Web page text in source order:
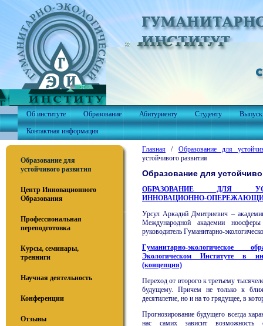
Об институте Образование Абитуриенту Студенту
Контактная информация
Образование для
устойчивого развития
Центр Инновационного
Образования
Профессиональная
переподготовка
Курсы, семинары,
тренниги
Научная деятельность
Конференции
Отзывы
Главная / Образование для
устойчивого развития
Образование для
ОБРАЗОВАНИЕ ДЛЯ
ИННОВАЦИОННО-
Урсул Аркадий Дмитриевич –
Международной академии
руководитель Гуманитарно-
Гуманитарно-экологическое
Экологическом Институте в
(концепция)
Переход от второго к третьему
будущему. Причем не только к
десятилетие, но и на то грядущее, в
Прогнозирование будущего всегда
нас самих зависит возможность